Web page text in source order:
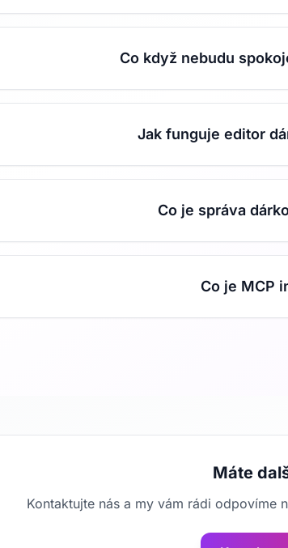
Co když nebudu
Jak funguje editor
Co je správa
Co je MCP
Máte
Kontaktujte nás a my vám rádi odpovíme